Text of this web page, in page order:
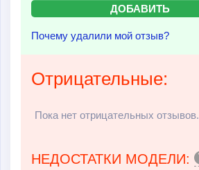
Почему удалили мой отзыв?
Отрицательные:
Пока нет отрицательных отзывов.
НЕДОСТАТКИ МОДЕЛИ: